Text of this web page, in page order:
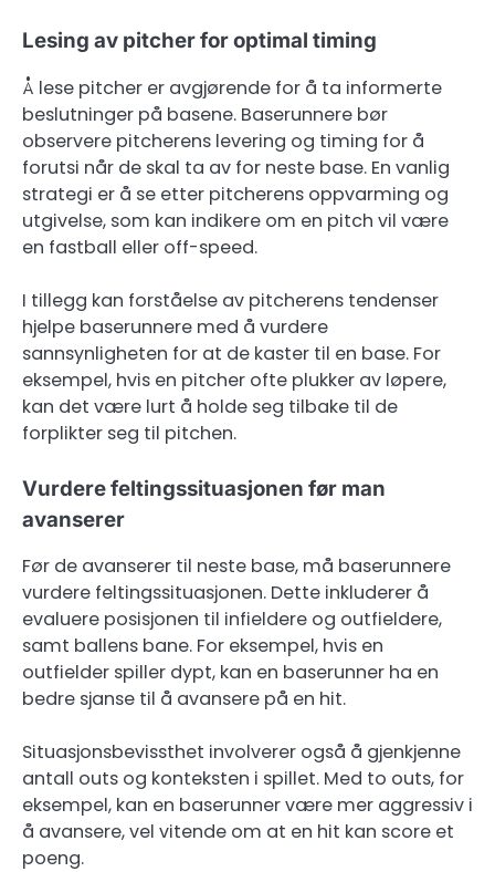
Lesing av pitcher for optimal timing
Å lese pitcher er avgjørende for å ta informerte
beslutninger på basene. Baserunnere bør
observere pitcherens levering og timing for å
forutsi når de skal ta av for neste base. En vanlig
strategi er å se etter pitcherens oppvarming og
utgivelse, som kan indikere om en pitch vil være
en fastball eller off-speed.
I tillegg kan forståelse av pitcherens tendenser
hjelpe baserunnere med å vurdere
sannsynligheten for at de kaster til en base. For
eksempel, hvis en pitcher ofte plukker av løpere,
kan det være lurt å holde seg tilbake til de
forplikter seg til pitchen.
Vurdere feltingssituasjonen før man
avanserer
Før de avanserer til neste base, må baserunnere
vurdere feltingssituasjonen. Dette inkluderer å
evaluere posisjonen til infieldere og outfieldere,
samt ballens bane. For eksempel, hvis en
outfielder spiller dypt, kan en baserunner ha en
bedre sjanse til å avansere på en hit.
Situasjonsbevissthet involverer også å gjenkjenne
antall outs og konteksten i spillet. Med to outs, for
eksempel, kan en baserunner være mer aggressiv i
å avansere, vel vitende om at en hit kan score et
poeng.